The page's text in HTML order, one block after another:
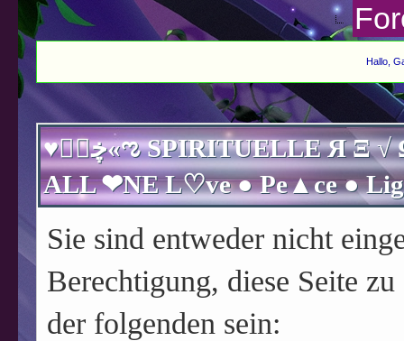
Hallo,
♥ڿڰۣ«ಌ SPIRITUELLE Я Ξ √ Ω L U T ↑ ☼ N - Forum - WE ARE
Sie sind entweder nicht
Berechtigung, diese Seite
der folgenden sein: